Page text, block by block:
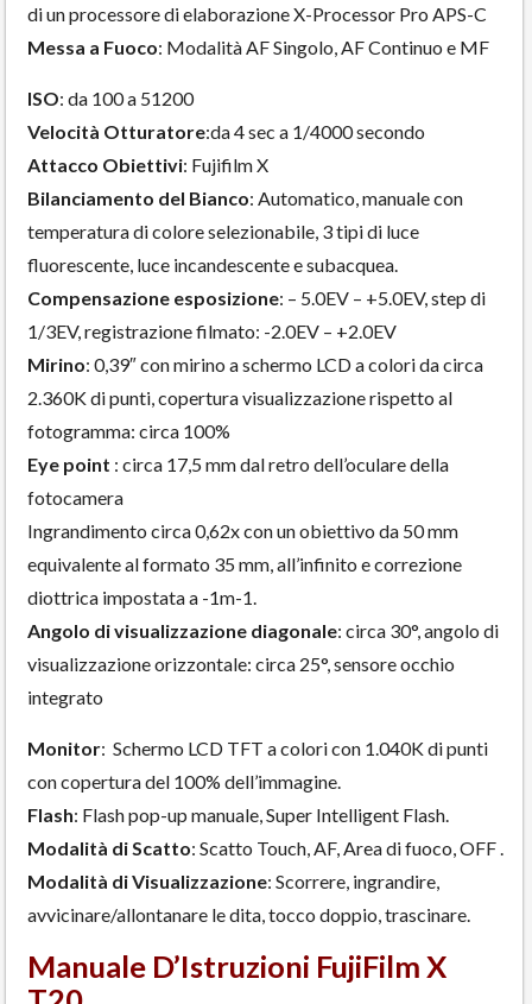
di un processore di elaborazione X-Processor Pro APS-C
Messa a Fuoco: Modalità AF Singolo, AF Continuo e MF
ISO: da 100 a 51200
Velocità Otturatore:da 4 sec a 1/4000 secondo
Attacco Obiettivi: Fujifilm X
Bilanciamento del Bianco: Automatico, manuale con
temperatura di colore selezionabile, 3 tipi di luce
fluorescente, luce incandescente e subacquea.
Compensazione esposizione: – 5.0EV – +5.0EV, step di
1/3EV, registrazione filmato: -2.0EV – +2.0EV
Mirino: 0,39″ con mirino a schermo LCD a colori da circa
2.360K di punti, copertura visualizzazione rispetto al
fotogramma: circa 100%
Eye point : circa 17,5 mm dal retro dell’oculare della
fotocamera
Ingrandimento circa 0,62x con un obiettivo da 50 mm
equivalente al formato 35 mm, all’infinito e correzione
diottrica impostata a -1m-1.
Angolo di visualizzazione diagonale: circa 30°, angolo di
visualizzazione orizzontale: circa 25°, sensore occhio
integrato
Monitor: Schermo LCD TFT a colori con 1.040K di punti
con copertura del 100% dell’immagine.
Flash: Flash pop-up manuale, Super Intelligent Flash.
Modalità di Scatto: Scatto Touch, AF, Area di fuoco, OFF .
Modalità di Visualizzazione: Scorrere, ingrandire,
avvicinare/allontanare le dita, tocco doppio, trascinare.
Manuale D’Istruzioni FujiFilm X